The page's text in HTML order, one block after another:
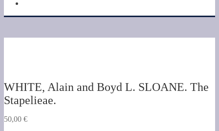
WHITE, Alain and Boyd L. SLOANE. The
Stapelieae.
50,00 €